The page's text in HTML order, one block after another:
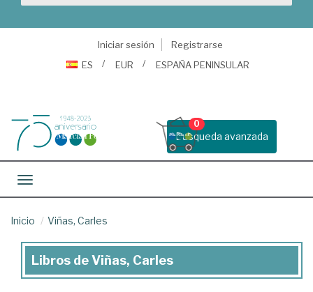
Iniciar sesión
Registrarse
ES
EUR ESPAÑA PENINSULAR
Busqueda avanzada
0
Toggle navigation
Inicio Viñas, Carles
Libros
Libros de Viñas, Carles